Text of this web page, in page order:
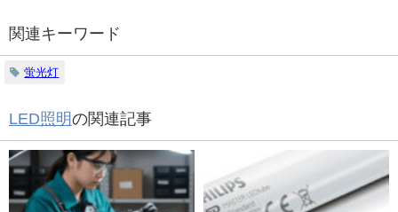
関連キーワード
蛍光灯
LED照明の関連記事